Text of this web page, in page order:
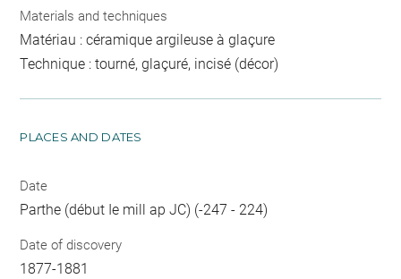
Materials and techniques
Matériau : céramique argileuse à glaçure
Technique : tourné, glaçuré, incisé (décor)
PLACES AND DATES
Date
Parthe (début Ie mill ap JC) (-247 - 224)
Date of discovery
1877-1881